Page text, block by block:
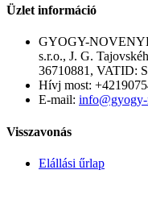
Üzlet információ
GYOGY-
s.r.o., J. G.
36710881, VATID:
Hívj most:
E-mail:
Visszavonás
Elállási űrlap